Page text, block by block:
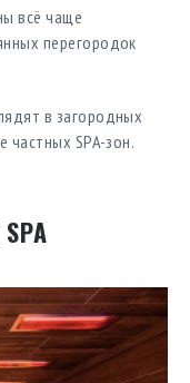
всё чаще
перегородок
в загородных
частных SPA-зон.